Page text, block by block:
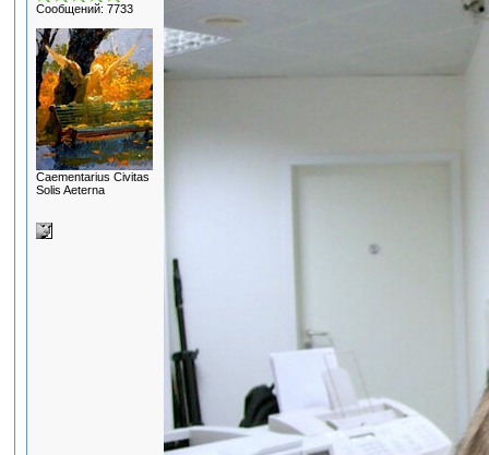
Сообщений: 7733
Сaementarius Civitas
Solis Aeterna